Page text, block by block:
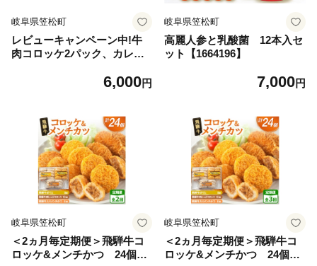
岐阜県笠松町
レビューキャンペーン中!牛
肉コロッケ2パック、カレー
6,000円
岐阜県笠松町
高麗人参と乳酸菌 12本入セ
ット【1664196】
7,000円
岐阜県笠松町
＜2ヵ月毎定期便＞飛騨牛コ
ロッケ&メンチかつ 24個
岐阜県笠松町
＜2ヵ月毎定期便＞飛騨牛コ
ロッケ&メンチかつ 24個